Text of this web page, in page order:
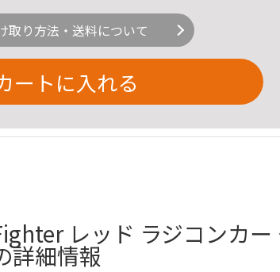
取り方法・送料について
ートに入れる
レッド ラジコンカー
詳細情報